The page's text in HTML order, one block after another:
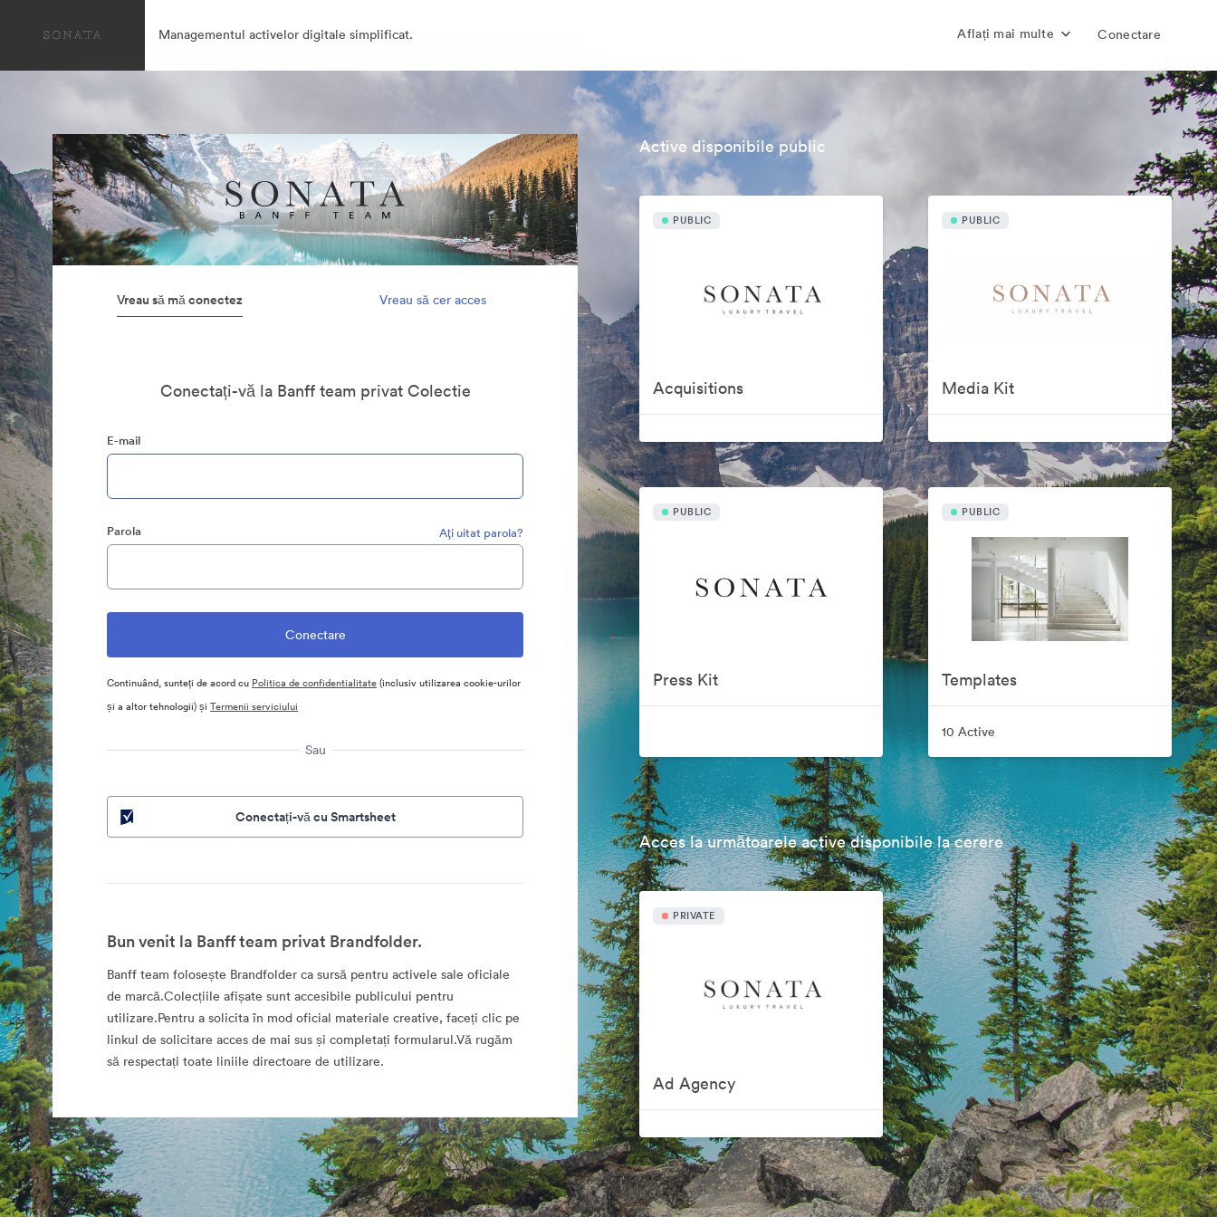
Managementul activelor digitale simplificat. Aflați mai multe Conectare
Vreau să mă conectez Vreau să cer acces
Conectați-vă la Banff team privat Colectie
E-mail
Parola Aţi uitat parola?
Continuând, sunteți de acord cu Politica de confidentialitate(inclusiv utilizarea cookie-urilor
și a altor tehnologii) șiTermenii serviciului
Sau
Conectați-vă cu Smartsheet
Bun venit la Banff team privat Brandfolder.
Banff team folosește Brandfolder ca sursă pentru activele sale oficiale
de marcă.Colecțiile afișate sunt accesibile publicului pentru
utilizare.Pentru a solicita în mod oficial materiale creative, faceți clic pe
linkul de solicitare acces de mai sus și completați formularul.Vă rugăm
să respectați toate liniile directoare de utilizare.
Active disponibile public
PUBLIC
Acquisitions
PUBLIC
Media Kit
PUBLIC
Press Kit
PUBLIC
Templates
10 Active
Acces la următoarele active disponibile la cerere
PRIVATE
Ad Agency